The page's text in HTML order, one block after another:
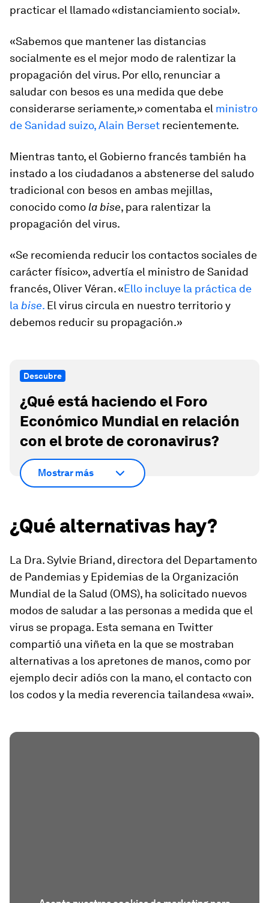
practicar el llamado «distanciamiento social».
«Sabemos que mantener las distancias
socialmente es el mejor modo de ralentizar la
propagación del virus. Por ello, renunciar a
saludar con besos es una medida que debe
considerarse seriamente,» comentaba el ministro
de Sanidad suizo, Alain Berset recientemente.
Mientras tanto, el Gobierno francés también ha
instado a los ciudadanos a abstenerse del saludo
tradicional con besos en ambas mejillas,
conocido como la bise, para ralentizar la
propagación del virus.
«Se recomienda reducir los contactos sociales de
carácter físico», advertía el ministro de Sanidad
francés, Oliver Véran. «Ello incluye la práctica de
la bise. El virus circula en nuestro territorio y
debemos reducir su propagación.»
Descubre
¿Qué está haciendo el Foro
Económico Mundial en relación
con el brote de coronavirus?
Mostrar más
¿Qué alternativas hay?
La Dra. Sylvie Briand, directora del Departamento
de Pandemias y Epidemias de la Organización
Mundial de la Salud (OMS), ha solicitado nuevos
modos de saludar a las personas a medida que el
virus se propaga. Esta semana en Twitter
compartió una viñeta en la que se mostraban
alternativas a los apretones de manos, como por
ejemplo decir adiós con la mano, el contacto con
los codos y la media reverencia tailandesa «wai».